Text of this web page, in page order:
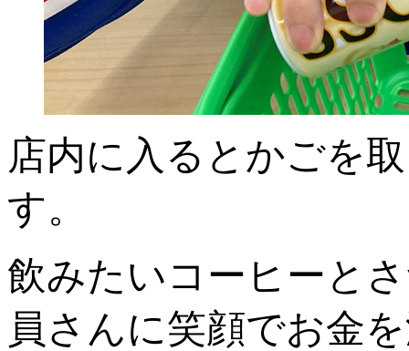
店内に入るとかごを
す。
飲みたいコーヒーと
員さんに笑顔でお金